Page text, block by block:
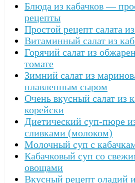
Блюда из кабачков —
рецепты
Простой рецепт салата
Витаминный салат из
Горячий салат из
томате
Зимний салат из
плавленным сыром
Очень вкусный салат из
корейски
Диетический суп-пюре
сливками (молоком)
Молочный суп с
Кабачковый суп со
овощами
Вкусный рецепт оладий